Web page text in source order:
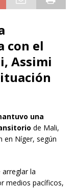
con el
Assimi
una
de Mali,
en Níger, según
arreglar la
medios pacíficos,